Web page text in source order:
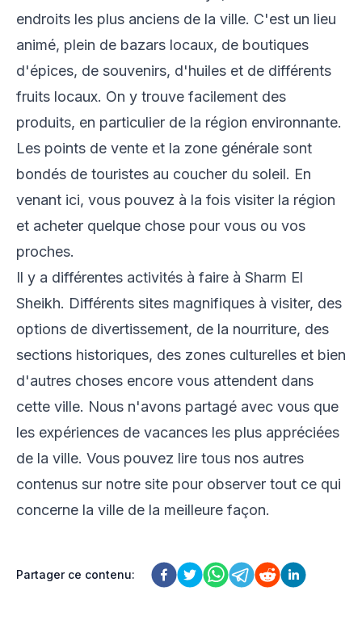
endroits les plus anciens de la ville. C'est un lieu
animé, plein de bazars locaux, de boutiques
d'épices, de souvenirs, d'huiles et de différents
fruits locaux. On y trouve facilement des
produits, en particulier de la région environnante.
Les points de vente et la zone générale sont
bondés de touristes au coucher du soleil. En
venant ici, vous pouvez à la fois visiter la région
et acheter quelque chose pour vous ou vos
proches.
Il y a différentes activités à faire à Sharm El
Sheikh. Différents sites magnifiques à visiter, des
options de divertissement, de la nourriture, des
sections historiques, des zones culturelles et bien
d'autres choses encore vous attendent dans
cette ville. Nous n'avons partagé avec vous que
les expériences de vacances les plus appréciées
de la ville. Vous pouvez lire tous nos autres
contenus sur notre site pour observer tout ce qui
concerne la ville de la meilleure façon.
Partager ce contenu: